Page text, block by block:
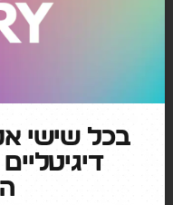
האימייל לא יוצג
בכל שישי